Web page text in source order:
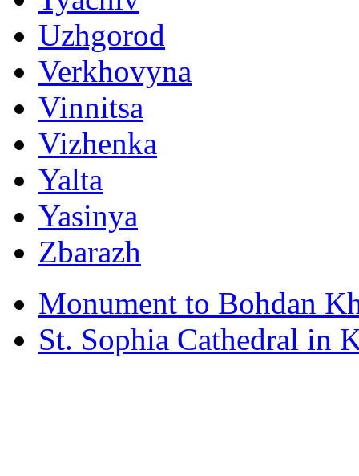
Uzhgorod
Verkhovyna
Vinnitsa
Vizhenka
Yalta
Yasinya
Zbarazh
Monument to Bohdan
St. Sophia Cathedral in